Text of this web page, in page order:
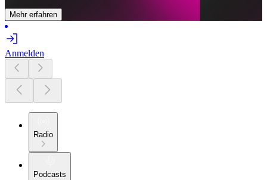
Mehr erfahren
Anmelden
Radio
Podcasts